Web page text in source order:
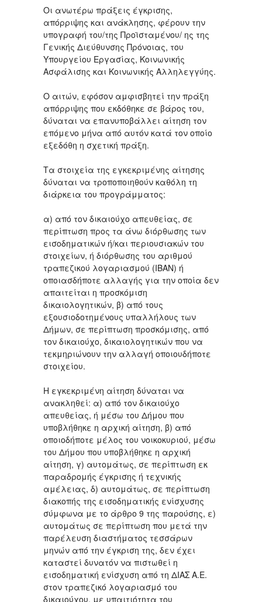
Οι ανωτέρω πράξεις έγκρισης,
απόρριψης και ανάκλησης, φέρουν την
υπογραφή του/της Προϊσταμένου/ ης της
Γενικής Διεύθυνσης Πρόνοιας, του
Υπουργείου Εργασίας, Κοινωνικής
Ασφάλισης και Κοινωνικής Αλληλεγγύης.
Ο αιτών, εφόσον αμφισβητεί την πράξη
απόρριψης που εκδόθηκε σε βάρος του,
δύναται να επανυποβάλλει αίτηση τον
επόμενο μήνα από αυτόν κατά τον οποίο
εξεδόθη η σχετική πράξη.
Τα στοιχεία της εγκεκριμένης αίτησης
δύναται να τροποποιηθούν καθόλη τη
διάρκεια του προγράμματος:
α) από τον δικαιούχο απευθείας, σε
περίπτωση προς τα άνω διόρθωσης των
εισοδηματικών ή/και περιουσιακών του
στοιχείων, ή διόρθωσης του αριθμού
τραπεζικού λογαριασμού (ΙΒΑΝ) ή
οποιασδήποτε αλλαγής για την οποία δεν
απαιτείται η προσκόμιση
δικαιολογητικών, β) από τους
εξουσιοδοτημένους υπαλλήλους των
Δήμων, σε περίπτωση προσκόμισης, από
τον δικαιούχο, δικαιολογητικών που να
τεκμηριώνουν την αλλαγή οποιουδήποτε
στοιχείου.
Η εγκεκριμένη αίτηση δύναται να
ανακληθεί: α) από τον δικαιούχο
απευθείας, ή μέσω του Δήμου που
υποβλήθηκε η αρχική αίτηση, β) από
οποιοδήποτε μέλος του νοικοκυριού, μέσω
του Δήμου που υποβλήθηκε η αρχική
αίτηση, γ) αυτομάτως, σε περίπτωση εκ
παραδρομής έγκρισης ή τεχνικής
αμέλειας, δ) αυτομάτως, σε περίπτωση
διακοπής της εισοδηματικής ενίσχυσης
σύμφωνα με το άρθρο 9 της παρούσης, ε)
αυτομάτως σε περίπτωση που μετά την
παρέλευση διαστήματος τεσσάρων
μηνών από την έγκριση της, δεν έχει
καταστεί δυνατόν να πιστωθεί η
εισοδηματική ενίσχυση από τη ΔΙΑΣ Α.Ε.
στον τραπεζικό λογαριασμό του
δικαιούχου, με υπαιτιότητα του